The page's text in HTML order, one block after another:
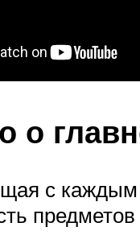
о
с каждым